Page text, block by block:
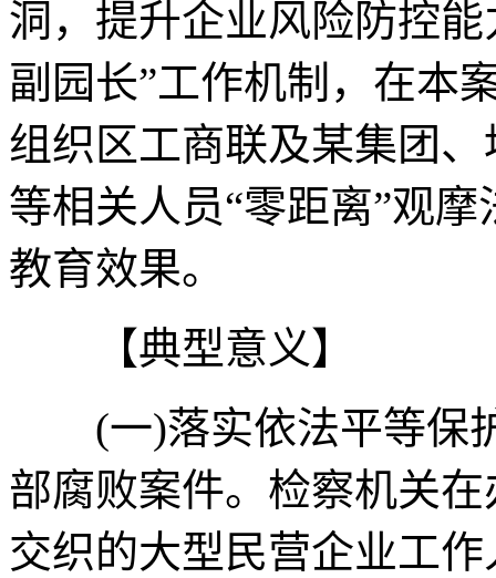
洞，提升企业风险防控
副园长”工作机制，在本
组织区工商联及某集团
等相关人员“零距离”观
教育效果。
【典型意义】
(一)落实依法平等保
部腐败案件。检察机关
交织的大型民营企业工